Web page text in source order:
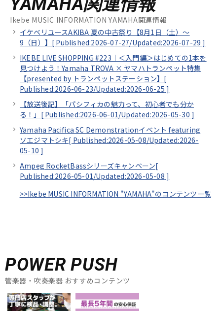
Ikebe MUSIC INFORMATION YAMAHA関連情報
イケベリユースAKIBA 夏の中古祭り【8月1日（土）～
9（日）】[ Published:2026-07-27/Updated:2026-07-29 ]
IKEBE LIVE SHOPPING #223｜＜入門編＞はじめての1本を
見つけよう！Yamaha TROVA × ヤマハトランペット特集
【presented by トランペットステーション】[
Published:2026-06-23/Updated:2026-06-25 ]
【放送後記】「パシフィカの魅力って、初心者でも分か
る！」[ Published:2026-06-01/Updated:2026-05-30 ]
Yamaha Pacifica SC Demonstrationイベント featuring
ソエジマトシキ[ Published:2026-05-08/Updated:2026-
05-10 ]
Ampeg RocketBassシリーズキャンペーン[
Published:2026-05-01/Updated:2026-05-08 ]
>>Ikebe MUSIC INFORMATION "YAMAHA"のコンテンツ一覧
POWER PUSH
管楽器・吹奏楽器 おすすめコンテンツ